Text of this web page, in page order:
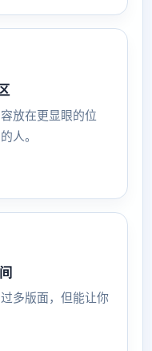
放在更显眼的位
人。
多版面，但能让你